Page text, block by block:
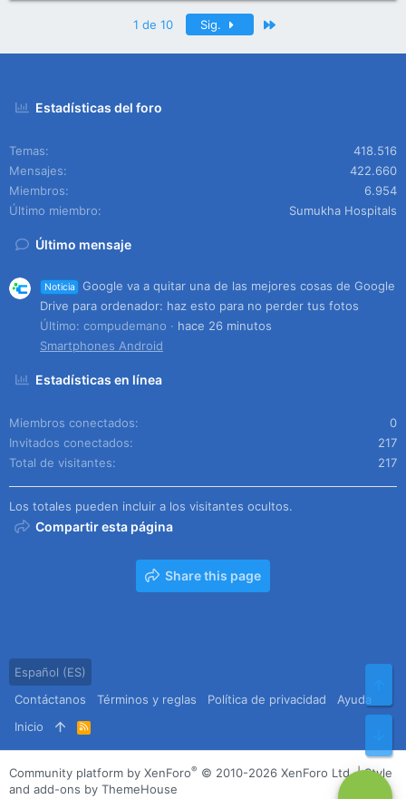
1 de 10 Sig.
Estadísticas del foro
Temas
418.516
Mensajes
422.660
Miembros
6.954
Último miembro
Sumukha Hospitals
Último mensaje
Noticia
Google va a quitar una de las mejores cosas de Google
Drive para ordenador: haz esto para no perder tus fotos
Último: compudemano
hace 26 minutos
Smartphones Android
Estadísticas en línea
Miembros conectados
0
Invitados conectados
217
Total de visitantes
217
Los totales pueden incluir a los visitantes ocultos.
Compartir esta página
Share this page
Español (ES)
Contáctanos
Términos y reglas Política de privacidad
Ayuda
Inicio
R
S
S
Community platform by XenForo® © 2010-2026 XenForo Ltd. |Style
and add-ons by ThemeHouse